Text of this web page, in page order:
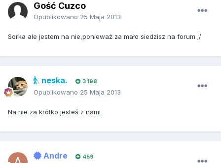
Gość Cuzco
Opublikowano 25 Maja 2013
Sorka ale jestem na nie,ponieważ za mało siedzisz na forum ;/
neska. 3 198
Opublikowano 25 Maja 2013
Na nie za krótko jesteś z nami
Andre 459